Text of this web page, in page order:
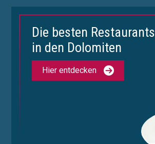
Die besten Restaurants
in den Dolomiten
Hier entdecken